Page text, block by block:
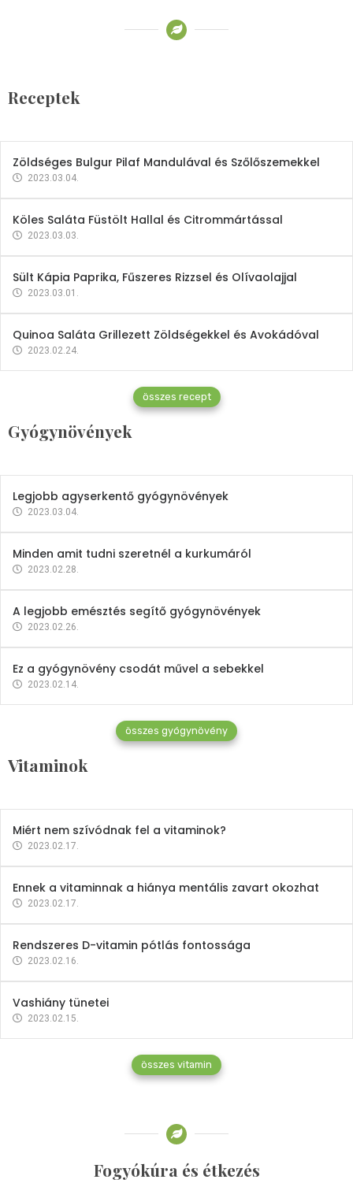
Receptek
2023.03.06.
Zöldséges Bulgur Pilaf Mandulával és Szőlőszemekkel
2023.03.04.
Köles Saláta Füstölt Hallal és Citrommártással
2023.03.03.
Sült Kápia Paprika, Fűszeres Rizzsel és Olívaolajjal
2023.03.01.
Quinoa Saláta Grillezett Zöldségekkel és Avokádóval
2023.02.24.
összes recept
Gyógynövények
Gyógynövények
Mindent a petrezselyemről
2023.12.21.
Legjobb agyserkentő gyógynövények
2023.03.04.
Minden amit tudni szeretnél a kurkumáról
2023.02.28.
A legjobb emésztés segítő gyógynövények
2023.02.26.
Ez a gyógynövény csodát művel a sebekkel
2023.02.14.
összes gyógynövény
Vitaminok
Vitaminok
Mindent a B-12 vitaminról
2023.02.27.
Miért nem szívódnak fel a vitaminok?
2023.02.17.
Ennek a vitaminnak a hiánya mentális zavart okozhat
2023.02.17.
Rendszeres D-vitamin pótlás fontossága
2023.02.16.
Vashiány tünetei
2023.02.15.
összes vitamin
Fogyókúra és étkezés